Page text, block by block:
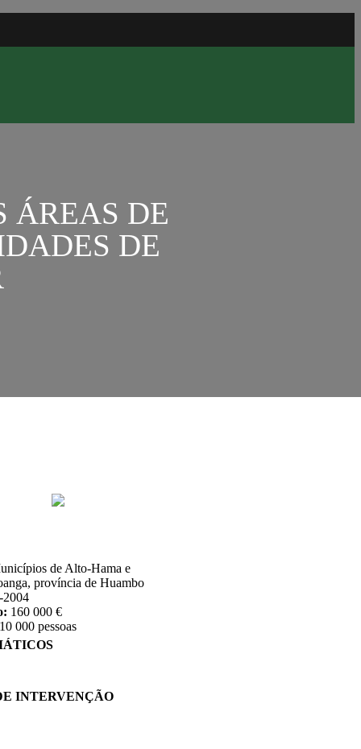
ÁREAS DE
DE
de Alto-Hama e
província de Huambo
160 000 €
000 pessoas
INTERVENÇÃO